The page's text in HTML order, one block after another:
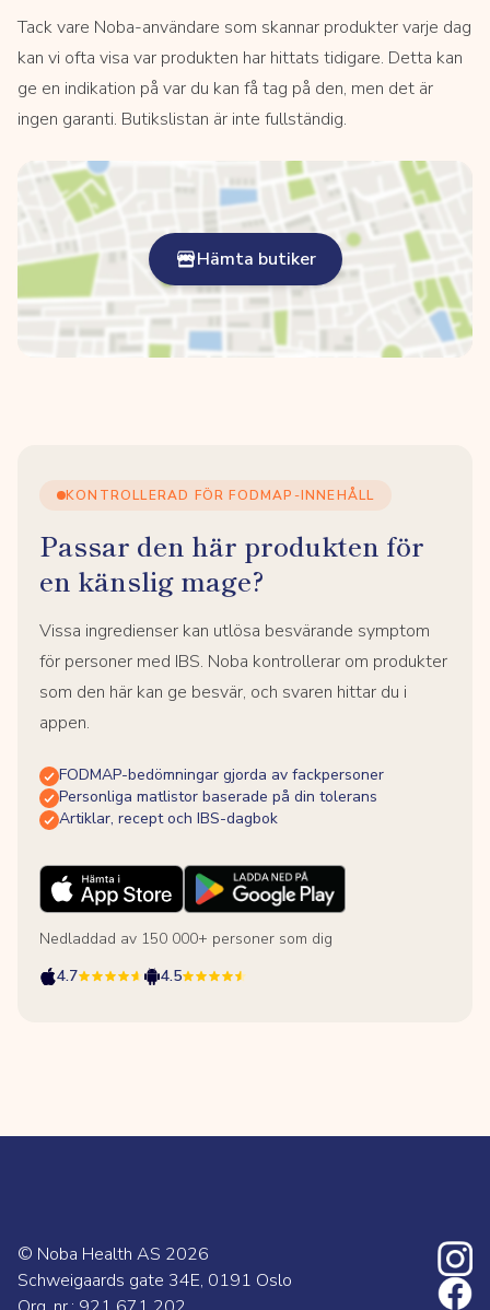
Tack vare Noba-användare som skannar produkter varje dag
kan vi ofta visa var produkten har hittats tidigare. Detta kan
ge en indikation på var du kan få tag på den, men det är
ingen garanti. Butikslistan är inte fullständig.
Hämta butiker
KONTROLLERAD FÖR FODMAP-INNEHÅLL
Passar den här produkten för
en känslig mage?
Vissa ingredienser kan utlösa besvärande symptom
för personer med IBS. Noba kontrollerar om produkter
som den här kan ge besvär, och svaren hittar du i
appen.
FODMAP-bedömningar gjorda av fackpersoner
Personliga matlistor baserade på din tolerans
Artiklar, recept och IBS-dagbok
Nedladdad av 150 000+ personer som dig
4.7
4.5
© Noba Health AS 2026
Schweigaards gate 34E, 0191 Oslo